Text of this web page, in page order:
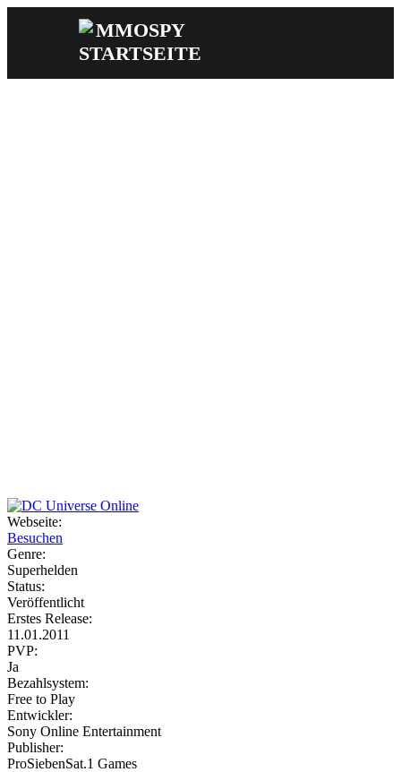
Webseite:
Besuchen
Genre:
Superhelden
Status:
Veröffentlicht
Erstes Release:
11.01.2011
PVP:
Ja
Bezahlsystem:
Free to Play
Entwickler:
Sony Online Entertainment
Publisher:
ProSiebenSat.1 Games